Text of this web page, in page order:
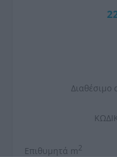
Διαθέσιμο
Επιθυμητά m2